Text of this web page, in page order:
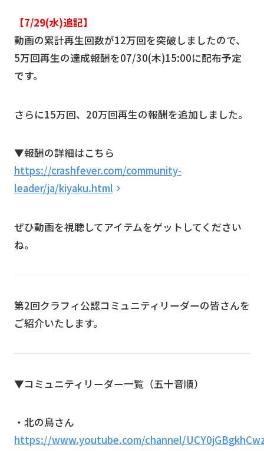
【7/29(水)追記】
動画の累計再生回数が12万回を突破しましたので、
5万回再生の達成報酬を07/30(木)15:00に配布予定
です。
さらに15万回、20万回再生の報酬を追加しました。
▼報酬の詳細はこちら
https://crashfever.com/community-
leader/ja/kiyaku.html
ぜひ動画を視聴してアイテムをゲットしてください
ね。
第2回クラフィ公認コミュニティリーダーの皆さんを
ご紹介いたします。
▼コミュニティリーダー一覧（五十音順）
・北の鳥さん
https://www.youtube.com/channel/